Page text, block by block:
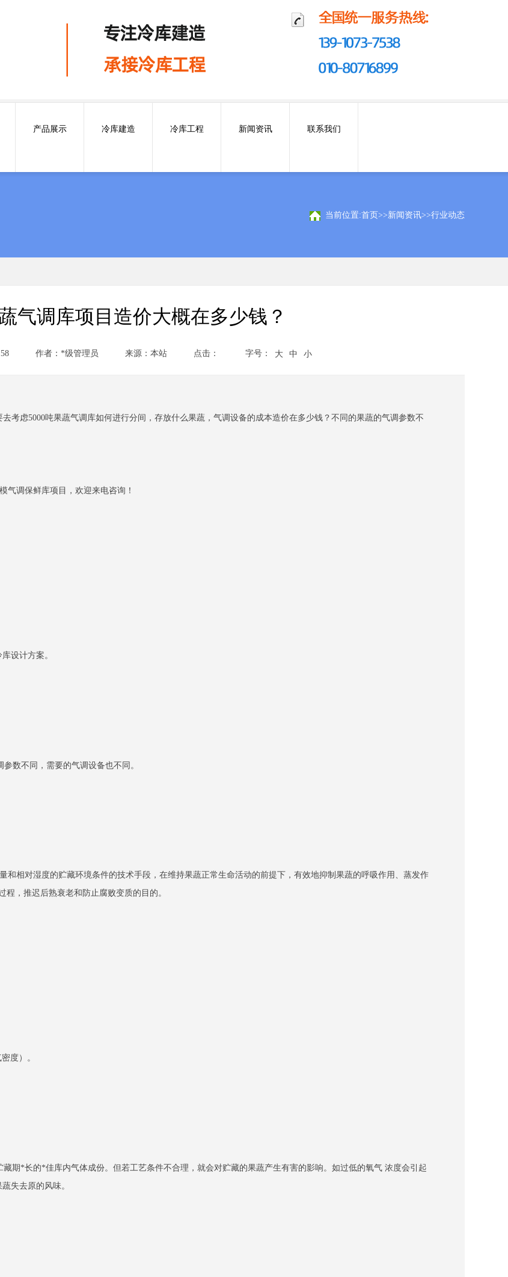
产品展示 冷库建造 冷库工程 新闻资讯 联系我们
当前位置:首页 >>新闻资讯>>行业动态
气调库项目造价大概在多少钱？
作者：*级管理员 来源：本站 点击： 字号： 大 中 小
考虑5000吨果蔬气调库如何进行分间，存放什么果蔬，气调设备的成本造价在多少钱？不同的果蔬的气调参数不
调保鲜库项目，欢迎来电咨询！
设计方案。
数不同，需要的气调设备也不同。
相对湿度的贮藏环境条件的技术手段，在维持果蔬正常生命活动的前提下，有效地抑制果蔬的呼吸作用、蒸发作
，推迟后熟衰老和防止腐败变质的目的。
度）。
期*长的*佳库内气体成份。但若工艺条件不合理，就会对贮藏的果蔬产生有害的影响。如过低的氧气 浓度会引起
失去原的风味。